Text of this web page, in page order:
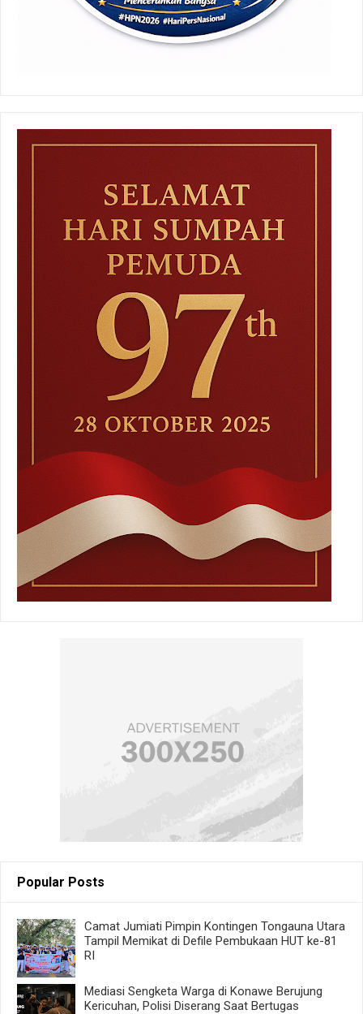
Popular Posts
Camat Jumiati Pimpin Kontingen Tongauna Utara
Tampil Memikat di Defile Pembukaan HUT ke-81
RI
Mediasi Sengketa Warga di Konawe Berujung
Kericuhan, Polisi Diserang Saat Bertugas